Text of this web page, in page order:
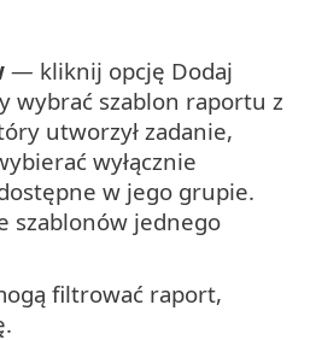
— kliknij opcję Dodaj
wybrać szablon raportu z
utworzył zadanie,
wyłącznie
w jego grupie.
szablonów jednego
filtrować raport,